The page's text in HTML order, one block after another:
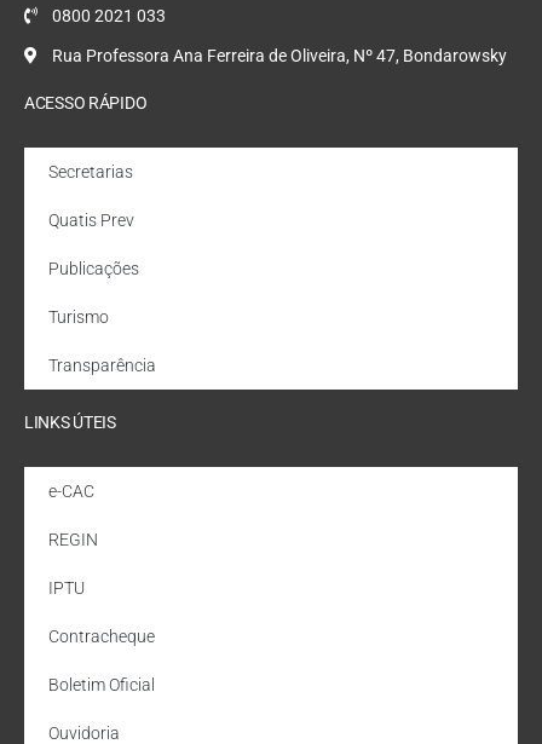
0800 2021 033
Rua Professora Ana Ferreira de Oliveira, Nº 47, Bondarowsky
ACESSO RÁPIDO
Secretarias
Quatis Prev
Publicações
Turismo
Transparência
LINKS ÚTEIS
e-CAC
REGIN
IPTU
Contracheque
Boletim Oficial
Ouvidoria